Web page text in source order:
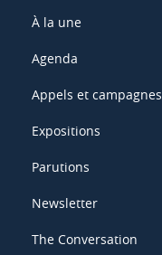
À la une
Agenda
Appels et campagnes
Expositions
Parutions
Newsletter
The Conversation